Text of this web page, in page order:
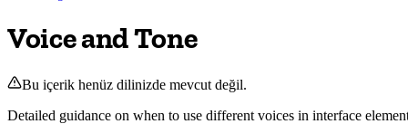
Voice and Tone
Bu içerik henüz dilinizde mevcut değil.
Detailed guidance on when to use different voices in interface